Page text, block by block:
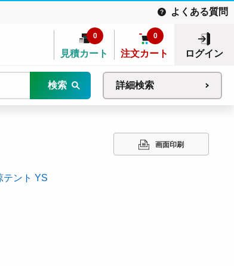
よくある質問
見積カート
0
注文カート
0
ログイン
検索 詳細検索
画面印刷
テント YS